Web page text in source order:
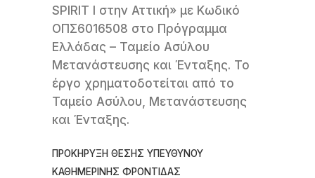
SPIRIT I στην Αττική» με Κωδικό
ΟΠΣ6016508 στο Πρόγραμμα
Ελλάδας – Ταμείο Ασύλου
Μετανάστευσης και Ένταξης. Το
έργο χρηματοδοτείται από το
Ταμείο Ασύλου, Μετανάστευσης
και Ένταξης.
ΠΡΟΚΗΡΥΞΗ ΘΕΣΗΣ ΥΠΕΥΘΥΝΟΥ
ΚΑΘΗΜΕΡΙΝΗΣ ΦΡΟΝΤΙΔΑΣ